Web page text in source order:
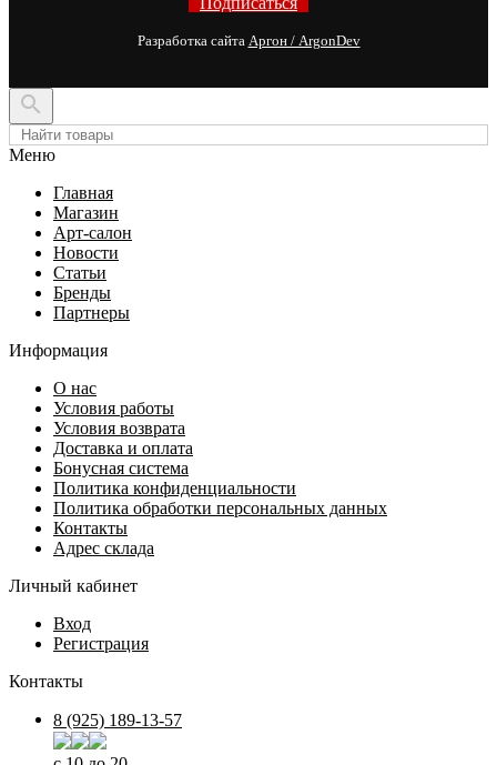
Разработка сайта Аргон / ArgonDev

Меню
Главная
Магазин
Арт-салон
Новости
Статьи
Бренды
Партнеры
Информация
О нас
Условия работы
Условия возврата
Доставка и оплата
Бонусная система
Политика конфиденциальности
Политика обработки персональных данных
Контакты
Адрес склада
Личный кабинет
Вход
Регистрация
Контакты
8 (925) 189-13-57